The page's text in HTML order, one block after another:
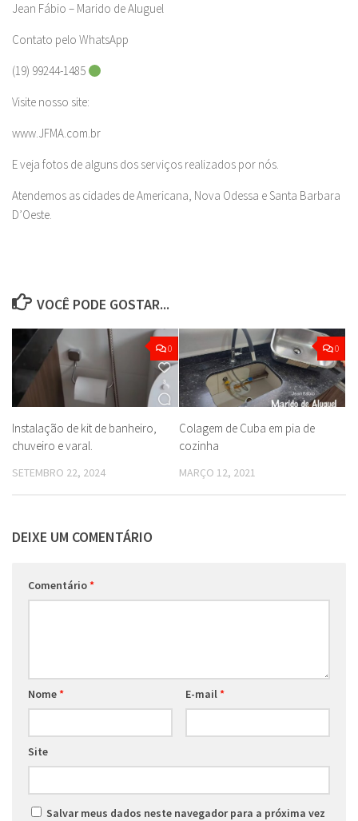
Jean Fábio – Marido de Aluguel
Contato pelo WhatsApp
(19) 99244-1485
Visite nosso site:
www.JFMA.com.br
E veja fotos de alguns dos serviços realizados por nós.
Atendemos as cidades de Americana, Nova Odessa e Santa Barbara
D’Oeste.
VOCÊ PODE GOSTAR...
0
Instalação de kit de banheiro,
chuveiro e varal.
SETEMBRO 22, 2024
0
Colagem de Cuba em pia de
cozinha
MARÇO 12, 2021
DEIXE UM COMENTÁRIO
Comentário*
Nome* E-mail *
Site
Salvar meus dados neste navegador para a próxima vez